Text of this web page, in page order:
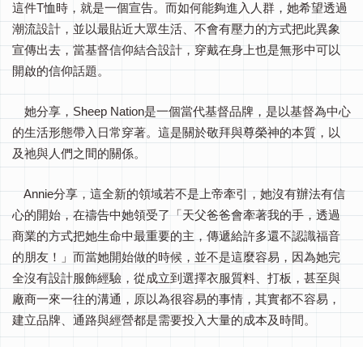
這件T恤時，就是一個宣告。而如何能夠進入人群，她希望透過
潮流設計，並以最貼近大眾生活、不會有壓力的方式把此異象
宣傳出去，當基督信仰結合設計，穿戴在身上也是無形中可以
開啟的信仰話題。
她分享，Sheep Nation是一個當代基督品牌，是以基督為中心
的生活形態帶入日常穿著。這是關於敬拜與尊榮神的本質，以
及祂與人們之間的關係。
Annie分享，這全新的領域若不是上帝牽引，她沒有辦法有信
心的開始，在禱告中她領受了「天父爸爸會牽著我的手，透過
商業的方式把她生命中最重要的主，傳遞給許多還不認識福音
的朋友！」而當她開始做的時候，並不是這麼容易，因為她完
全沒有設計服飾經驗，從成立到選擇衣服質料、打板，甚至與
廠商一來一往的溝通，原以為很容易的事情，其實都不容易，
建立品牌、通路與經營都是需要投入大量的成本及時間。